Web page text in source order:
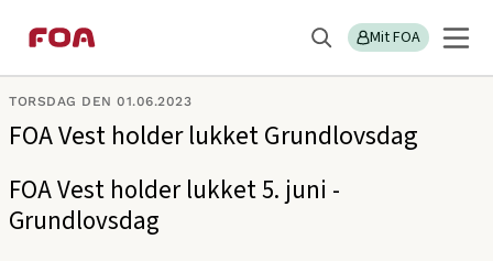
til
hovedindhold
til
hovedmenu
Søg Mit FOA
menu
FOA Vest
TORSDAG DEN 01.06.2023
FOA Vest holder lukket Grundlovsdag
FOA Vest holder lukket 5. juni -
Grundlovsdag